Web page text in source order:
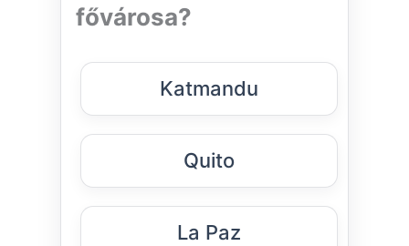
fővárosa?
Katmandu
Quito
La Paz